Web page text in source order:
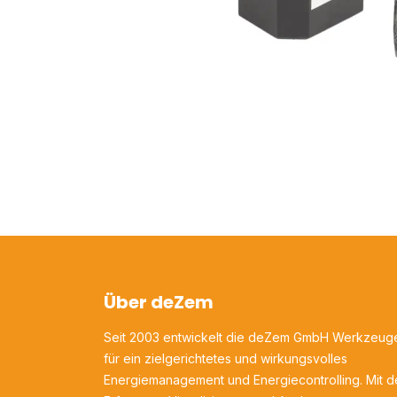
Über deZem
Seit 2003 entwickelt die deZem GmbH
für ein zielgerichtetes und wirkungsvolles
Energiemanagement und Energiecontrolling. Mit